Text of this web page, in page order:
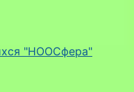
"НООСфера"